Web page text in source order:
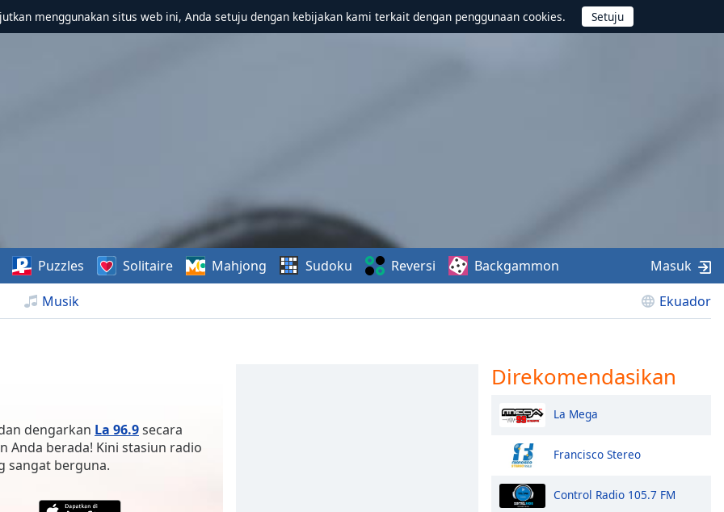
menggunakan situs web ini, Anda setuju dengan kebijakan kami terkait dengan penggunaan cookies.
Musik Ekuador
Puzzles Solitaire Mahjong Sudoku Reversi Backgammon Masuk
dengarkan La 96.9secara
Anda berada! Kini stasiun radio
sangat berguna.
Direkomendasikan
La Mega
Francisco Stereo
Control Radio 105.7 FM